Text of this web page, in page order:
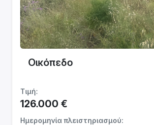
Οικόπεδο
Τιμή:
126.000 €
Ημερομηνία πλειστηριασμού: